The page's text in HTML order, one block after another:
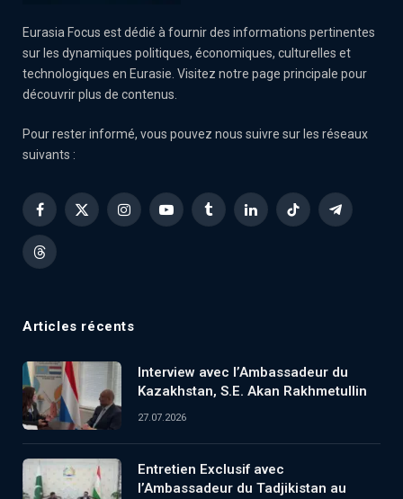
Eurasia Focus est dédié à fournir des informations pertinentes
sur les dynamiques politiques, économiques, culturelles et
technologiques en Eurasie. Visitez notre page principale pour
découvrir plus de contenus.
Pour rester informé, vous pouvez nous suivre sur les réseaux
suivants :
Facebook
X
InstagramYouTubeTumblrLinkedInTikTok Telegram
Threads
Articles récents
Interview avec l’Ambassadeur du
Kazakhstan, S.E. Akan Rakhmetullin
27.07.2026
Entretien Exclusif avec
l’Ambassadeur du Tadjikistan au